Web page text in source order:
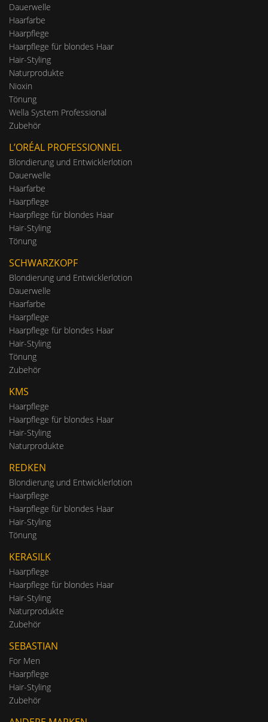
Dauerwelle
Haarfarbe
Haarpflege
Haarpflege für blondes Haar
Hair-Styling
Naturprodukte
Nioxin
Tönung
Wella System Professional
Zubehör
L’ORÉAL PROFESSIONNEL
Blondierung und Entwicklerlotion
Dauerwelle
Haarfarbe
Haarpflege
Haarpflege für blondes Haar
Hair-Styling
Tönung
SCHWARZKOPF
Blondierung und Entwicklerlotion
Dauerwelle
Haarfarbe
Haarpflege
Haarpflege für blondes Haar
Hair-Styling
Tönung
Zubehör
KMS
Haarpflege
Haarpflege für blondes Haar
Hair-Styling
Naturprodukte
REDKEN
Blondierung und Entwicklerlotion
Haarpflege
Haarpflege für blondes Haar
Hair-Styling
Tönung
KERASILK
Haarpflege
Haarpflege für blondes Haar
Hair-Styling
Naturprodukte
Zubehör
SEBASTIAN
For Men
Haarpflege
Hair-Styling
Zubehör